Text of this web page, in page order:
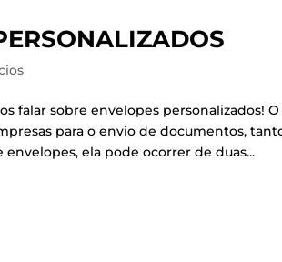
falar sobre envelopes personalizados!
para o envio de documentos,
ela pode ocorrer de duas...